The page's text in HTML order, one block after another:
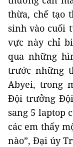
thừa, chế tạo
sinh vào cuối
vực này chỉ
qua những
trước những
Abyei, trong
Đội trưởng
sang 5 laptop
các em thấy
nào”, Đại úy